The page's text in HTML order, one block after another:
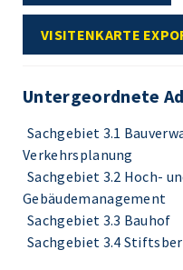
VISITENKARTE
Untergeordnete
Sachgebiet 3.1
Verkehrsplanung
Sachgebiet 3.2 Hoch-
Gebäudemanagement
Sachgebiet 3.3 Bauhof
Sachgebiet 3.4